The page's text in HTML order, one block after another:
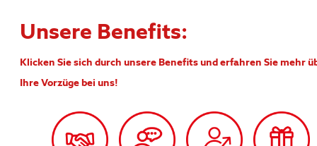
Unsere Benefits:
Klicken Sie sich durch unsere Benefits und erfahren Sie mehr
Ihre Vorzüge bei uns!